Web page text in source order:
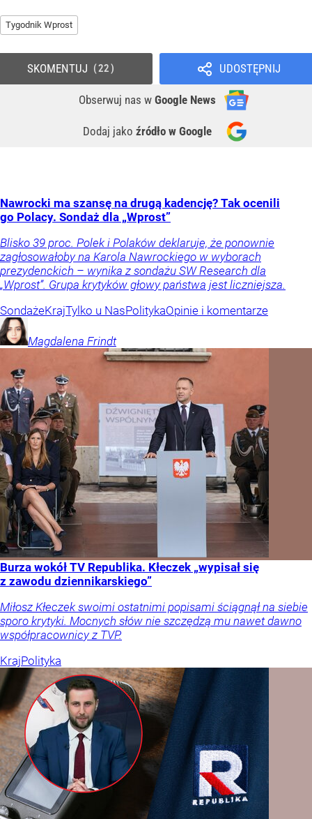
Tygodnik Wprost
UDOSTĘPNIJ
Obserwuj nas w Google News
Dodaj jako źródło w Google
SKOMENTUJ 22
Nawrocki ma szansę na drugą kadencję? Tak ocenili
go Polacy. Sondaż dla „Wprost”
Blisko 39 proc. Polek i Polaków deklaruje, że ponownie
zagłosowałoby na Karola Nawrockiego w wyborach
prezydenckich – wynika z sondażu SW Research dla
„Wprost”. Grupa krytyków głowy państwa jest liczniejsza.
SondażeKrajTylko u NasPolitykaOpinie i komentarze
Magdalena Frindt
Burza wokół TV Republika. Kłeczek „wypisał się
z zawodu dziennikarskiego”
Miłosz Kłeczek swoimi ostatnimi popisami ściągnął na siebie
sporo krytyki. Mocnych słów nie szczędzą mu nawet dawno
współpracownicy z TVP.
KrajPolityka